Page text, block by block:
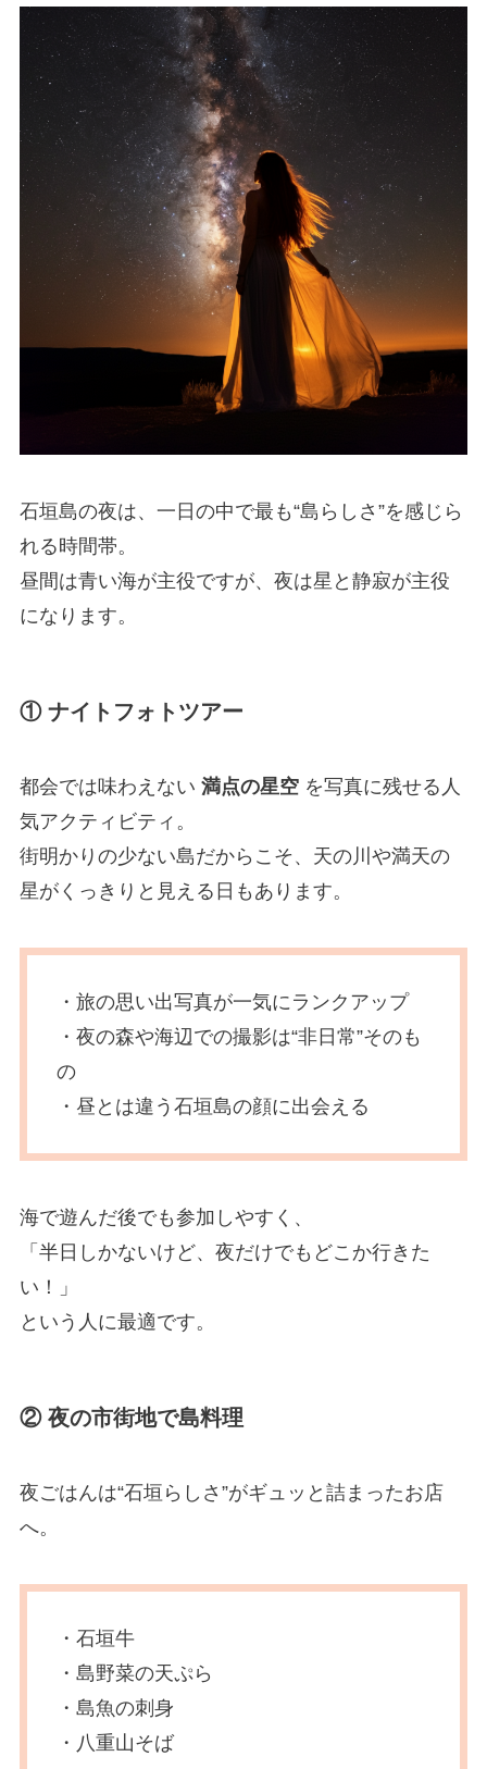
石垣島の夜は、一日の中で最も“島らしさ”を感じら
れる時間帯。
昼間は青い海が主役ですが、夜は星と静寂が主役
になります。
① ナイトフォトツアー
都会では味わえない 満点の星空を写真に残せる人
気アクティビティ。
街明かりの少ない島だからこそ、天の川や満天の
星がくっきりと見える日もあります。
・旅の思い出写真が一気にランクアップ
・夜の森や海辺での撮影は“非日常”そのも
の
・昼とは違う石垣島の顔に出会える
海で遊んだ後でも参加しやすく、
「半日しかないけど、夜だけでもどこか行きた
い！」
という人に最適です。
② 夜の市街地で島料理
夜ごはんは“石垣らしさ”がギュッと詰まったお店
へ。
・石垣牛
・島野菜の天ぷら
・島魚の刺身
・八重山そば